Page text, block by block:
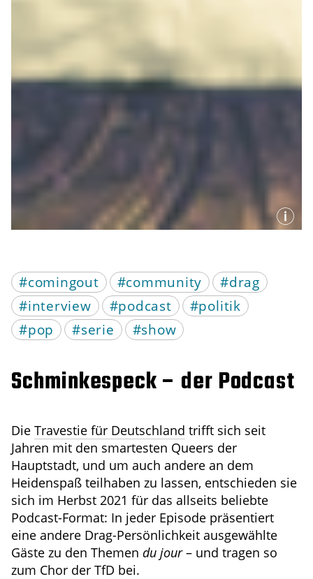
#comingout #community
#drag
#interview
#podcast
#politik
#pop
#serie #show
Schminkespeck – der Podcast
Die Travestie für Deutschland trifft sich seit
Jahren mit den smartesten Queers der
Hauptstadt, und um auch andere an dem
Heidenspaß teilhaben zu lassen, entschieden sie
sich im Herbst 2021 für das allseits beliebte
Podcast-Format: In jeder Episode präsentiert
eine andere Drag-Persönlichkeit ausgewählte
Gäste zu den Themen du jour– und tragen so
zum Chor der TfD bei.